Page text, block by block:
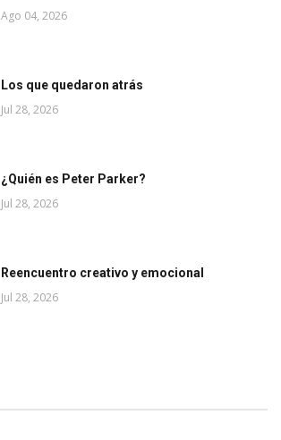
Ago 04, 2026
Los que quedaron atrás
Jul 28, 2026
¿Quién es Peter Parker?
Jul 28, 2026
Reencuentro creativo y emocional
Jul 28, 2026